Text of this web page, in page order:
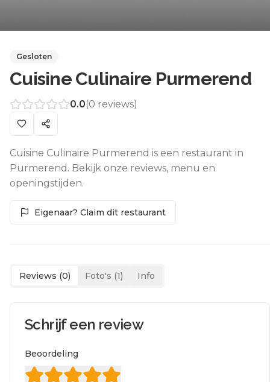
Gesloten
Cuisine Culinaire Purmerend
0.0(0 reviews)
Cuisine Culinaire Purmerend is een restaurant in
Purmerend. Bekijk onze reviews, menu en
openingstijden.
Eigenaar? Claim dit restaurant
Reviews (0) Foto's (1) Info
Schrijf een review
Beoordeling